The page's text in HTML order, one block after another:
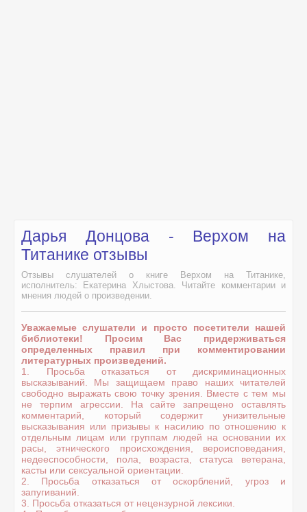
Дарья Донцова - Верхом на
Титанике отзывы
Отзывы слушателей о книге Верхом на Титанике,
исполнитель: Екатерина Хлыстова. Читайте комментарии и
мнения людей о произведении.
Уважаемые слушатели и просто посетители нашей
библиотеки! Просим Вас придерживаться
определенных правил при комментировании
литературных произведений.
1. Просьба отказаться от дискриминационных
высказываний. Мы защищаем право наших читателей
свободно выражать свою точку зрения. Вместе с тем мы
не терпим агрессии. На сайте запрещено оставлять
комментарий, который содержит унизительные
высказывания или призывы к насилию по отношению к
отдельным лицам или группам людей на основании их
расы, этнического происхождения, вероисповедания,
недееспособности, пола, возраста, статуса ветерана,
касты или сексуальной ориентации.
2. Просьба отказаться от оскорблений, угроз и
запугиваний.
3. Просьба отказаться от нецензурной лексики.